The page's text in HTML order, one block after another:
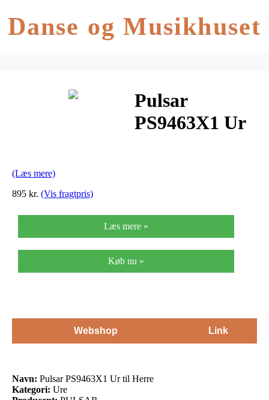
Danse og Musikhuset
Pulsar
PS9463X1 Ur
(Læs mere)
895 kr. (Vis fragtpris)
Læs mere »
Køb nu »
Webshop Link
Navn: Pulsar PS9463X1 Ur til Herre
Kategori: Ure